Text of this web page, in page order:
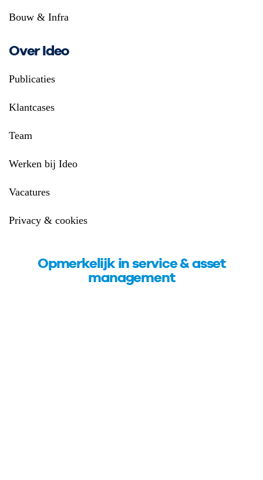
Bouw & Infra
Over Ideo
Publicaties
Klantcases
Team
Werken bij Ideo
Vacatures
Privacy & cookies
Opmerkelijk in service & asset
management